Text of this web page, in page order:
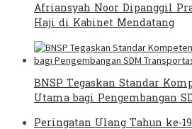
Afriansyah Noor Dipanggil
Haji di Kabinet Mendatang
BNSP Tegaskan Standar
Utama bagi Pengembangan
Peringatan Ulang Tahun ke-